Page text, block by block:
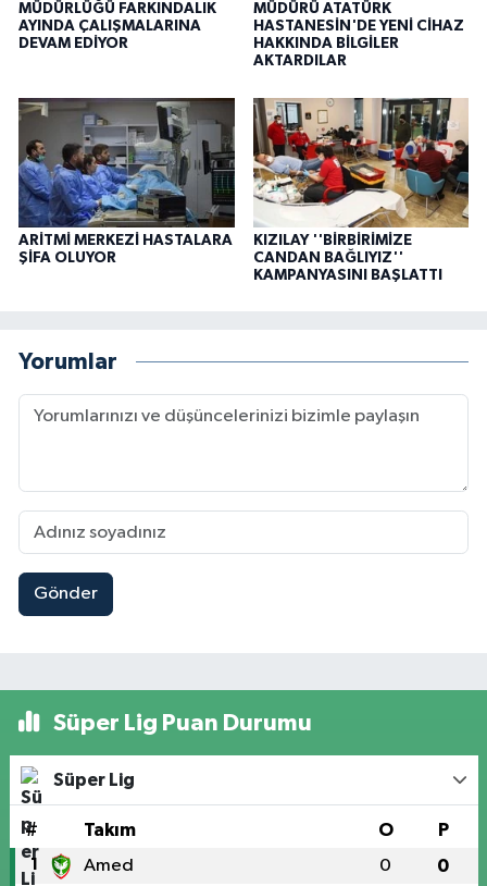
MÜDÜRLÜĞÜ FARKINDALIK
AYINDA ÇALIŞMALARINA
DEVAM EDİYOR
MÜDÜRÜ ATATÜRK
HASTANESİN'DE YENİ CİHAZ
HAKKINDA BİLGİLER
AKTARDILAR
ARİTMİ MERKEZİ HASTALARA
ŞİFA OLUYOR
KIZILAY ''BİRBİRİMİZE
CANDAN BAĞLIYIZ''
KAMPANYASINI BAŞLATTI
Yorumlar
Gönder
Süper Lig Puan Durumu
Süper Lig
# Takım O P
1 Amed 0 0